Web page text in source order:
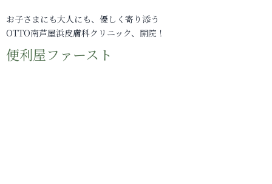
お子さまにも大人にも、優しく寄り添う
OTTO南芦屋浜皮膚科クリニック、開院！
便利屋ファースト